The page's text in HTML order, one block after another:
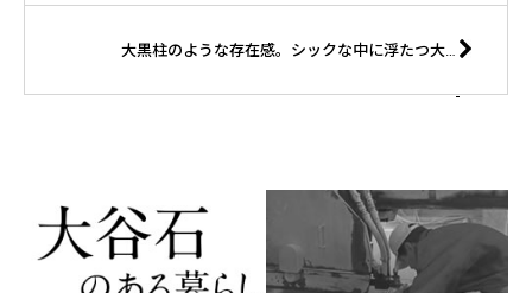
大黒柱のような存在感。シックな中に浮たつ大谷石の壁